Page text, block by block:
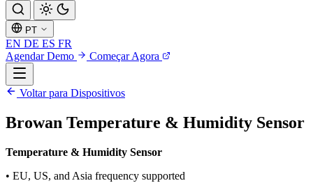
PT
EN DE ES FR
Agendar Demo
Começar Agora
Voltar para Dispositivos
Browan Temperature & Humidity Sensor
Temperature & Humidity Sensor
• EU, US, and Asia frequency supported